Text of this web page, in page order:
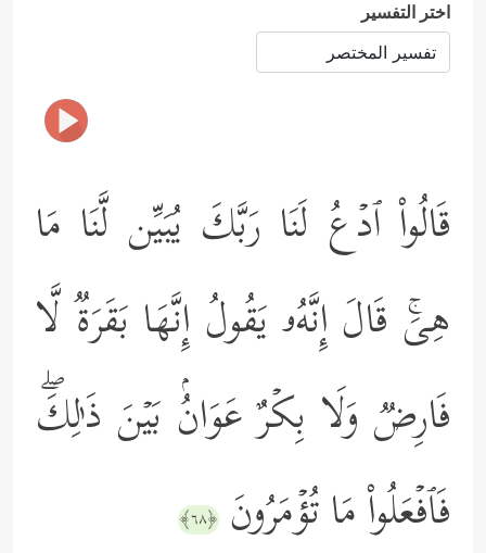
اختر التفسير
قَالُواْ ٱدۡعُ لَنَا رَبَّكَ یُبَیِّن لَّنَا مَا
هِیَۚ قَالَ إِنَّهُۥ یَقُولُ إِنَّهَا بَقَرَةࣱ لَّا
فَارِضࣱ وَلَا بِكۡرٌ عَوَانُۢ بَیۡنَ ذَ ٰ⁠لِكَۖ
فَٱفۡعَلُواْ مَا تُؤۡمَرُونَ ﴿٦٨﴾